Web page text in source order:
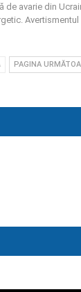
de avarie din
PAGINA